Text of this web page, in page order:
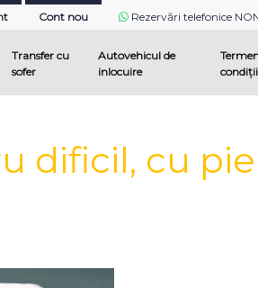
Cont nou Rezervări telefonice
Transfer cu
sofer
Autovehicul de
inlocuire
condiții
dificil, cu